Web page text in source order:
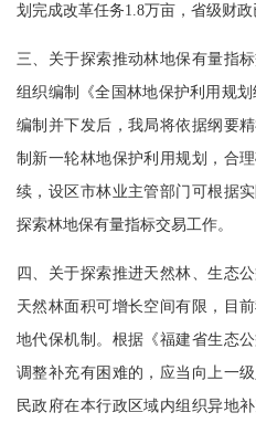
划完成改革任务1.8万亩，省级财政
三、关于探索推动林地保有量指
组织编制《全国林地保护利用规
编制并下发后，我局将依据纲要
制新一轮林地保护利用规划，合
续，设区市林业主管部门可根据
探索林地保有量指标交易工作。
四、关于探索推进天然林、生态
天然林面积可增长空间有限，目
地代保机制。根据《福建省生态
调整补充有困难的，应当向上一
民政府在本行政区域内组织异地